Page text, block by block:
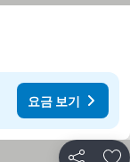
요금 보기